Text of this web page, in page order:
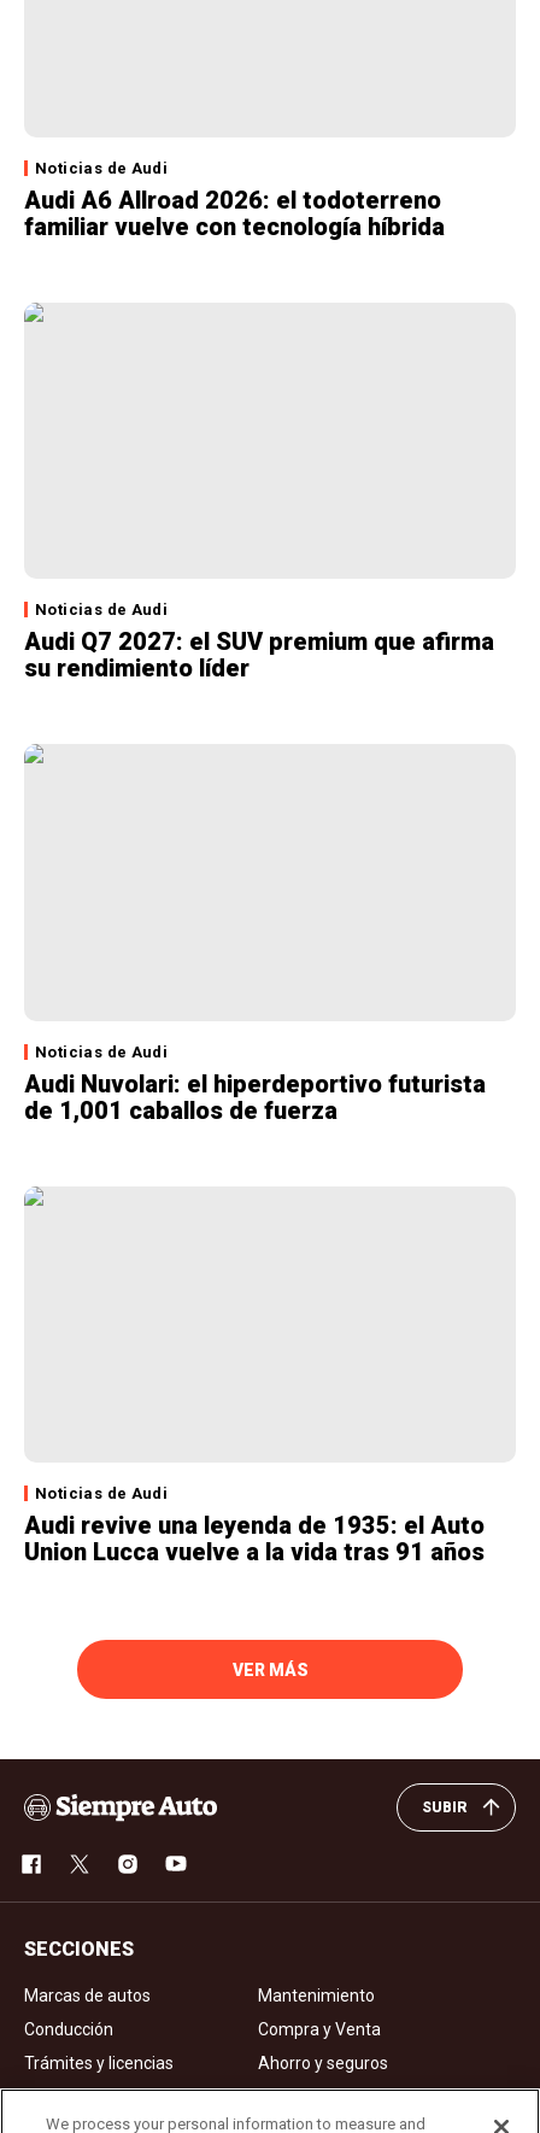
Noticias de Audi
Audi A6 Allroad 2026: el todoterreno
familiar vuelve con tecnología híbrida
Noticias de Audi
Audi Q7 2027: el SUV premium que afirma
su rendimiento líder
Noticias de Audi
Audi Nuvolari: el hiperdeportivo futurista
de 1,001 caballos de fuerza
Noticias de Audi
Audi revive una leyenda de 1935: el Auto
Union Lucca vuelve a la vida tras 91 años
VER MÁS
SUBIR
SECCIONES
Marcas de autos
Mantenimiento
Conducción
Compra y Venta
Trámites y licencias
Ahorro y seguros
Noticias
Videos de autos
We process your personal information to measure and